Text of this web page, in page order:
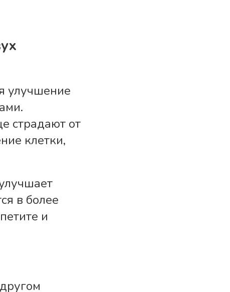
улучшение
страдают от
клетки,
в более
и